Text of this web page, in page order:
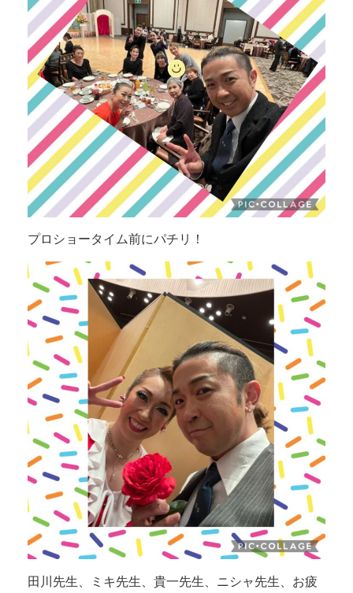
プロショータイム前にパチリ！
田川先生、ミキ先生、貴一先生、ニシャ先生、お疲